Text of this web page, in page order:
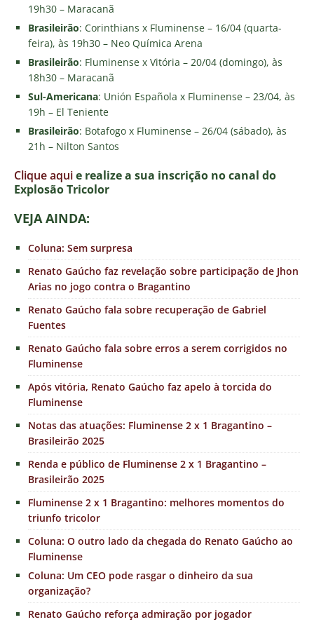
19h30 – Maracanã
Brasileirão: Corinthians x Fluminense – 16/04 (quarta-
feira), às 19h30 – Neo Química Arena
Brasileirão: Fluminense x Vitória – 20/04 (domingo), às
18h30 – Maracanã
Sul-Americana: Unión Española x Fluminense – 23/04, às
19h – El Teniente
Brasileirão: Botafogo x Fluminense – 26/04 (sábado), às
21h – Nilton Santos
Clique aquie realize a sua inscrição no canal do
Explosão Tricolor
VEJA AINDA:
Coluna: Sem surpresa
Renato Gaúcho faz revelação sobre participação de Jhon
Arias no jogo contra o Bragantino
Renato Gaúcho fala sobre recuperação de Gabriel
Fuentes
Renato Gaúcho fala sobre erros a serem corrigidos no
Fluminense
Após vitória, Renato Gaúcho faz apelo à torcida do
Fluminense
Notas das atuações: Fluminense 2 x 1 Bragantino –
Brasileirão 2025
Renda e público de Fluminense 2 x 1 Bragantino –
Brasileirão 2025
Fluminense 2 x 1 Bragantino: melhores momentos do
triunfo tricolor
Coluna: O outro lado da chegada do Renato Gaúcho ao
Fluminense
Coluna: Um CEO pode rasgar o dinheiro da sua
organização?
Renato Gaúcho reforça admiração por jogador